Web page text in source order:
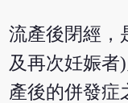
流產後閉經，
及再次妊娠者
產後的併發症